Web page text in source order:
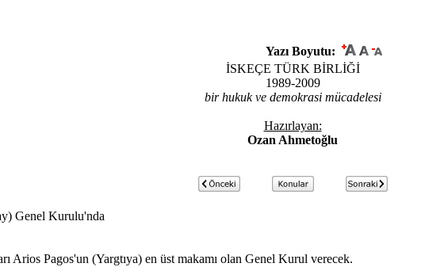
Yazı Boyutu:
İSKEÇE TÜRK BİRLİĞİ
1989-2009
bir hukuk ve demokrasi mücadelesi
Hazırlayan:
Ozan Ahmetoğlu
Genel Kurulu'nda
Arios Pagos'un (Yargtıya) en üst makamı olan Genel Kurul verecek.